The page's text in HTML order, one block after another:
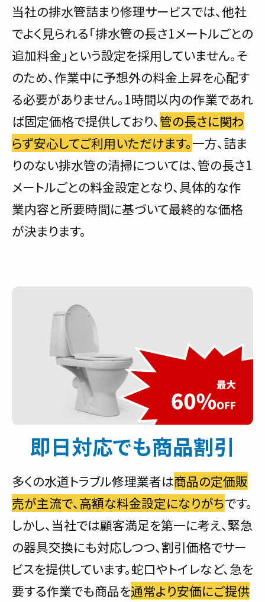
当社の排水管詰まり修理サービスでは、他社
でよく見られる「排水管の長さ1メートルごとの
追加料金」という設定を採用していません。そ
のため、作業中に予想外の料金上昇を心配す
る必要がありません。1時間以内の作業であれ
ば固定価格で提供しており、管の長さに関わ
らず安心してご利用いただけます。一方、詰ま
りのない排水管の清掃については、管の長さ1
メートルごとの料金設定となり、具体的な作
業内容と所要時間に基づいて最終的な価格
が決まります。
即日対応でも商品割引
多くの水道トラブル修理業者は商品の定価販
売が主流で、高額な料金設定になりがちです。
しかし、当社では顧客満足を第一に考え、緊急
の器具交換にも対応しつつ、割引価格でサー
ビスを提供しています。蛇口やトイレなど、急を
要する作業でも商品を通常より安価にご提供